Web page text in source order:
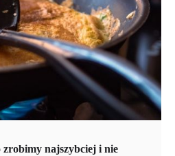
zrobimy najszybciej i nie